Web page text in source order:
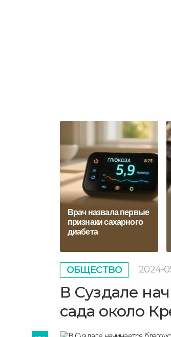
Врач назвала первые
признаки сахарного
диабета
ОБЩЕСТВО 2024-
В Суздале
сада около